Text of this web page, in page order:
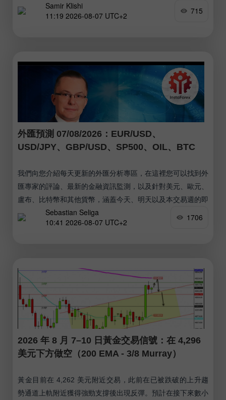
Samir Klishi
11:19 2026-08-07 UTC+2
715
外匯預測 07/08/2026：EUR/USD、
USD/JPY、GBP/USD、SP500、OIL、BTC
我們向您介紹每天更新的外匯分析專區，在這裡您可以找到外
匯專家的評論、最新的金融資訊監測，以及針對美元、歐元、
盧布、比特幣和其他貨幣，涵蓋今天、明天以及本交易週的即
時匯率預測。 實用連結： 我的其他文章可以在本區塊中查看
InstaForex 初學者課程 熱門分析 開立交易帳戶 重要提示：
Sebastian Seliga
10:41 2026-08-07 UTC+2
1706
2026 年 8 月 7–10 日黃金交易信號：在 4,296
美元下方做空（200 EMA - 3/8 Murray）
黃金目前在 4,262 美元附近交易，此前在已被跌破的上升趨
勢通道上軌附近獲得強勁支撐後出現反彈。預計在接下來數小